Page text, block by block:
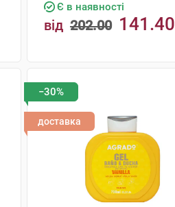
Є в наявності
від 202.00 141.40
−30%
доставка